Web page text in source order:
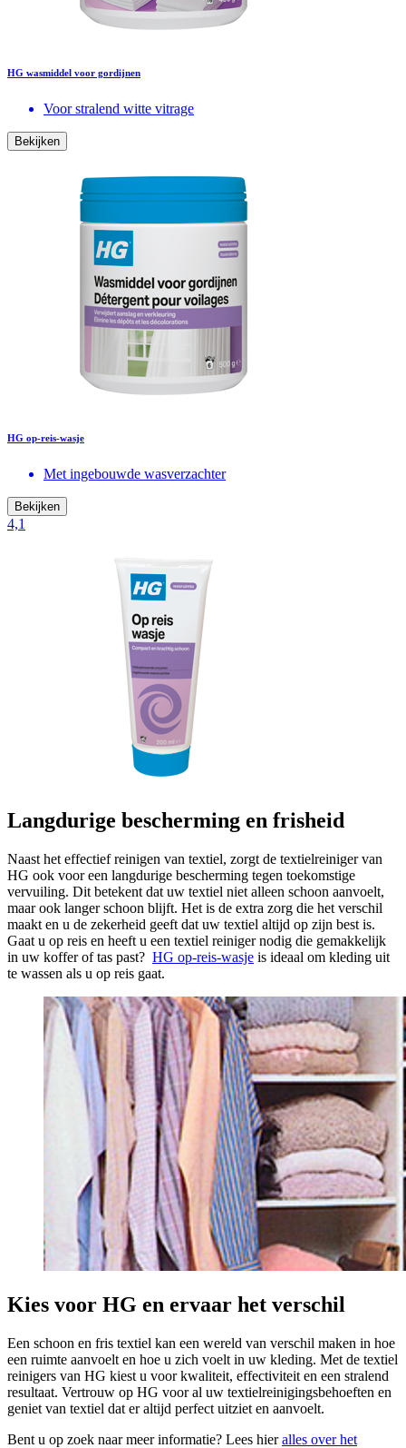
HG wasmiddel voor gordijnen
Voor stralend witte vitrage
Bekijken
HG op-reis-wasje
Met ingebouwde wasverzachter
Bekijken
4,1
Langdurige bescherming en frisheid
Naast het effectief reinigen van textiel, zorgt de textielreiniger van
HG ook voor een langdurige bescherming tegen toekomstige
vervuiling. Dit betekent dat uw textiel niet alleen schoon aanvoelt,
maar ook langer schoon blijft. Het is de extra zorg die het verschil
maakt en u de zekerheid geeft dat uw textiel altijd op zijn best is.
Gaat u op reis en heeft u een textiel reiniger nodig die gemakkelijk
in uw koffer of tas past? HG op-reis-wasje is ideaal om kleding uit
te wassen als u op reis gaat.
Kies voor HG en ervaar het verschil
Een schoon en fris textiel kan een wereld van verschil maken in hoe
een ruimte aanvoelt en hoe u zich voelt in uw kleding. Met de textiel
reinigers van HG kiest u voor kwaliteit, effectiviteit en een stralend
resultaat. Vertrouw op HG voor al uw textielreinigingsbehoeften en
geniet van textiel dat er altijd perfect uitziet en aanvoelt.
Bent u op zoek naar meer informatie? Lees hieralles over het